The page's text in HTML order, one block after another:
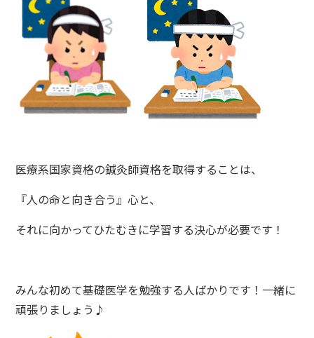
医療系国家資格の鍼灸師資格を取得することは、
『人の命と向き合う』心と、
それに向かってひたむきに学習する決心が必要です！
みんな初めて基礎医学を勉強する人ばかりです！一緒に
頑張りましょう♪